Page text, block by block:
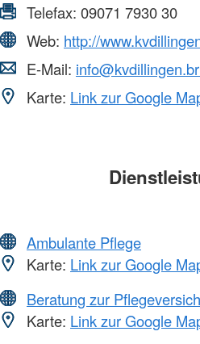
Telefax: 09071 7930 30
Web: http://
E-Mail:
Karte: Link zur Google
Ambulante Pflege
Karte: Link zur Google
Beratung zur
Karte: Link zur Google